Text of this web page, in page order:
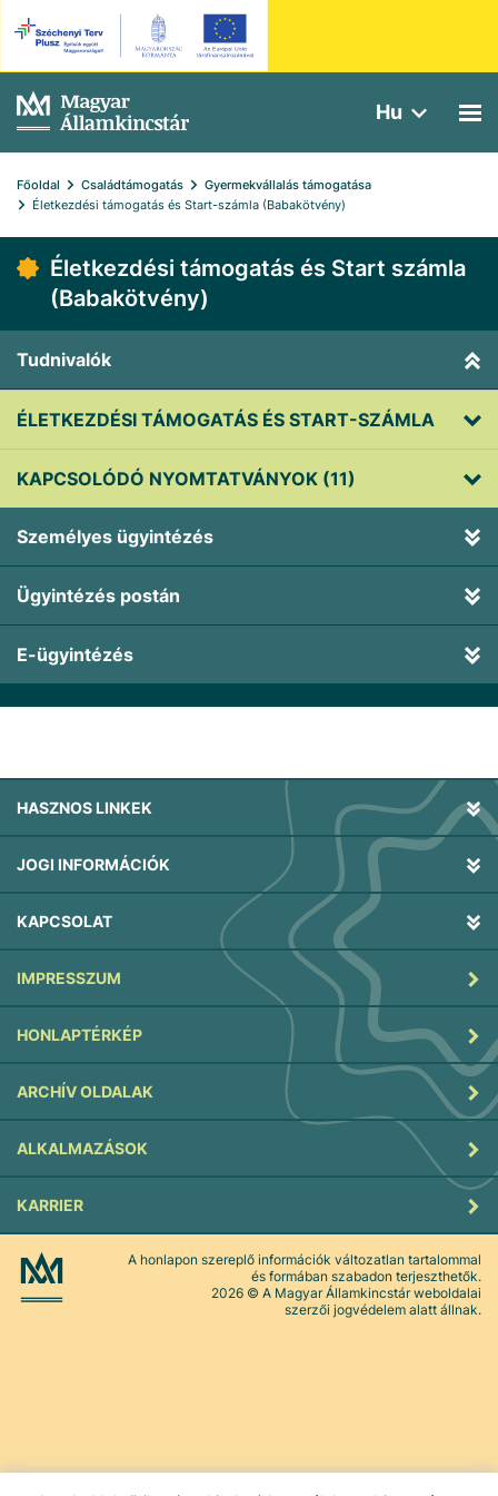
Hu
Főoldal Családtámogatás
Gyermekvállalás támogatása
Életkezdési támogatás és Start-számla (Babakötvény)
Életkezdési támogatás és Start számla
(Babakötvény)
Tudnivalók
ÉLETKEZDÉSI TÁMOGATÁS ÉS START-SZÁMLA
KAPCSOLÓDÓ NYOMTATVÁNYOK (11)
Személyes ügyintézés
Ügyintézés postán
E-ügyintézés
HASZNOS LINKEK
JOGI INFORMÁCIÓK
KAPCSOLAT
IMPRESSZUM
HONLAPTÉRKÉP
ARCHÍV OLDALAK
ALKALMAZÁSOK
KARRIER
A honlapon szereplő információk változatlan tartalommal
és formában szabadon terjeszthetők.
2026 © A Magyar Államkincstár weboldalai
szerzői jogvédelem alatt állnak.